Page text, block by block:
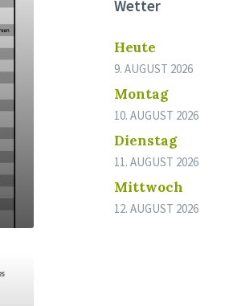
Wetter
Heute
9. AUGUST 2026
Montag
10. AUGUST 2026
Dienstag
11. AUGUST 2026
Mittwoch
12. AUGUST 2026